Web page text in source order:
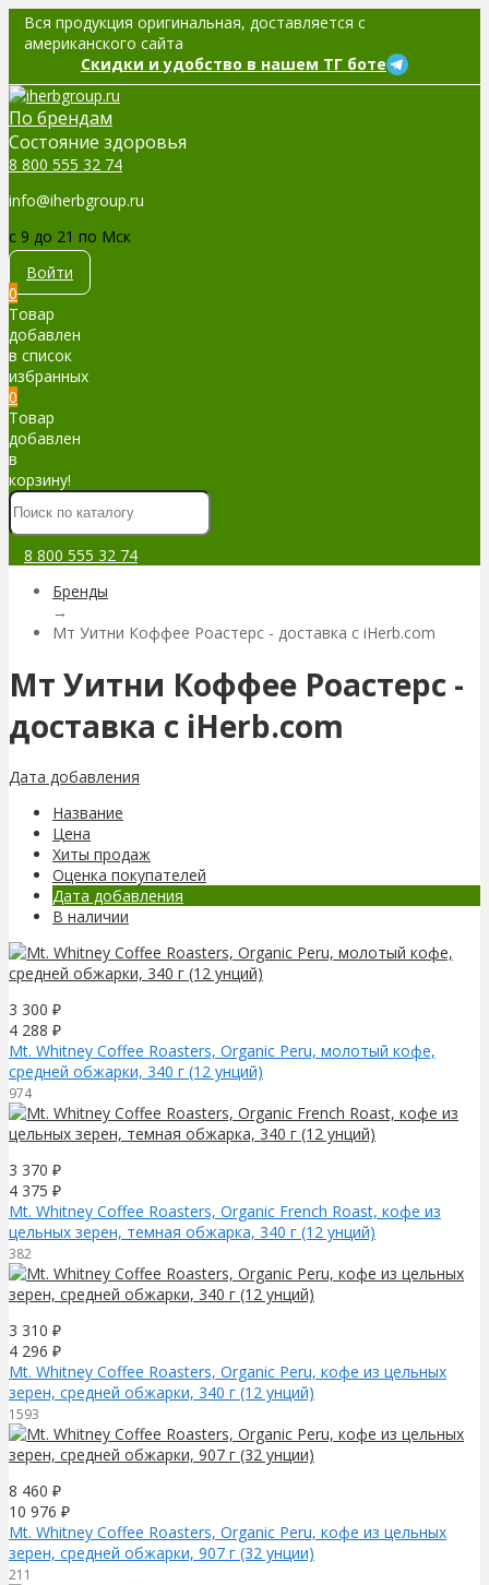
Вся продукция оригинальная, доставляется с
американского сайта
Скидки и удобство в нашем ТГ боте
По брендам
Cостояние здоровья
8 800 555 32 74
info@iherbgroup.ru
c 9 до 21 по Мск
Войти
0
Товар
добавлен
в список
избранных
0
Товар
добавлен
в
корзину!
8 800 555 32 74
Бренды
→
Мт Уитни Коффее Роастерс - доставка с iHerb.com
Мт Уитни Коффее Роастерс -
доставка с iHerb.com
Дата добавления
Название
Цена
Хиты продаж
Оценка покупателей
Дата добавления
В наличии
3 300 ₽
4 288 ₽
Mt. Whitney Coffee Roasters, Organic Peru, молотый кофе,
средней обжарки, 340 г (12 унций)
974
3 370 ₽
4 375 ₽
Mt. Whitney Coffee Roasters, Organic French Roast, кофе из
цельных зерен, темная обжарка, 340 г (12 унций)
382
3 310 ₽
4 296 ₽
Mt. Whitney Coffee Roasters, Organic Peru, кофе из цельных
зерен, средней обжарки, 340 г (12 унций)
1593
8 460 ₽
10 976 ₽
Mt. Whitney Coffee Roasters, Organic Peru, кофе из цельных
зерен, средней обжарки, 907 г (32 унции)
211